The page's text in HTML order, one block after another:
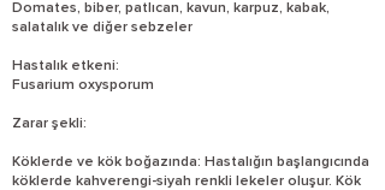
Domates, biber, patlıcan, kavun, karpuz, kabak,
salatalık ve diğer sebzeler
Hastalık etkeni:
Fusarium oxysporum
Zarar şekli:
Köklerde ve kök boğazında: Hastalığın başlangıcında
köklerde kahverengi-siyah renkli lekeler oluşur. Kök